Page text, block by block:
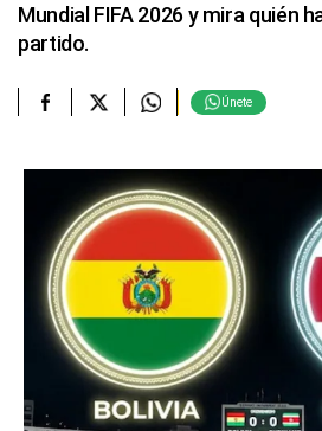
Mundial FIFA 2026 y mira quién
partido.
Únete